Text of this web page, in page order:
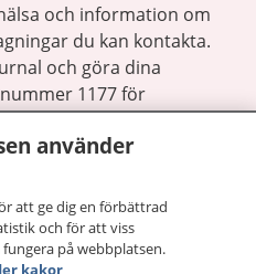
och information om
du kan kontakta.
och göra dina
1177 för
runt.
må bättre.
använder
att ge dig en förbättrad
och för att viss
på webbplatsen.
kakor